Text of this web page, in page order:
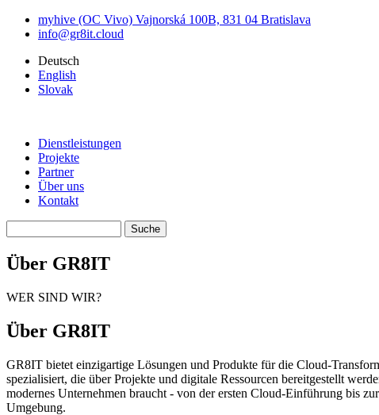
Direkt
zum
myhive (OC Vivo) Vajnorská 100B, 831 04 Bratislava
info@gr8it.cloud
Deutsch
English
Slovak
Main
navigation
Dienstleistungen
Projekte
Partner
Über uns
Kontakt
Über GR8IT
WER SIND WIR?
Über GR8IT
GR8IT bietet einzigartige Lösungen und Produkte für die Cloud-
spezialisiert, die über Projekte und digitale Ressourcen bereitgestellt
modernes Unternehmen braucht - von der ersten Cloud-Einführung bis
Umgebung.